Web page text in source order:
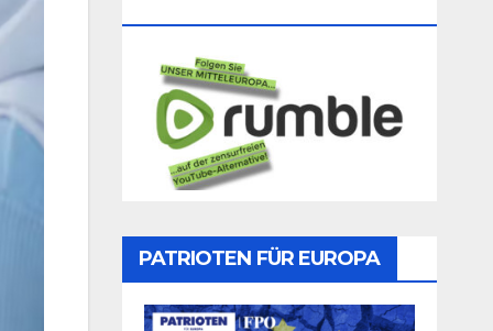
PATRIOTEN FÜR EUROPA